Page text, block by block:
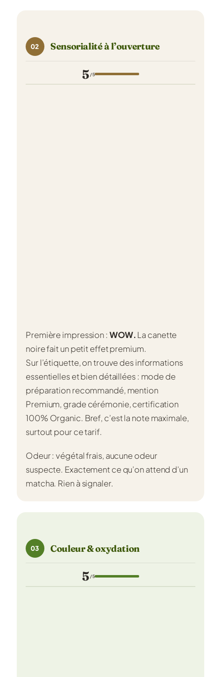
02 Sensorialité à l’ouverture
5 /5
Première impression : WOW.La canette
noire fait un petit effet premium.
Sur l’étiquette, on trouve des informations
essentielles et bien détaillées : mode de
préparation recommandé, mention
Premium, grade cérémonie, certification
100% Organic. Bref, c’est la note maximale,
surtout pour ce tarif.
Odeur : végétal frais, aucune odeur
suspecte. Exactement ce qu’on attend d’un
matcha. Rien à signaler.
03 Couleur & oxydation
5 /5